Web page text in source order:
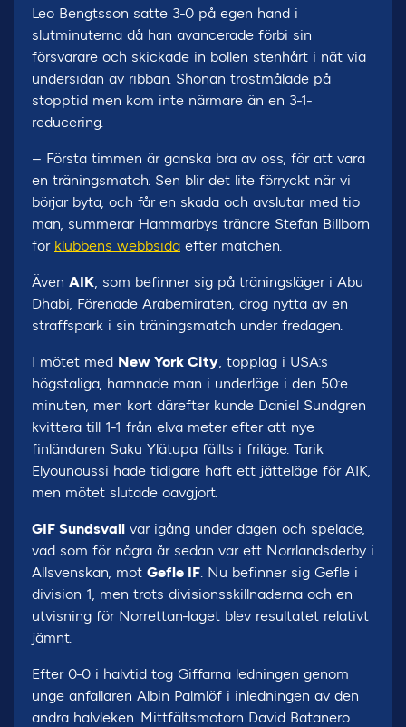
Leo Bengtsson satte 3-0 på egen hand i
slutminuterna då han avancerade förbi sin
försvarare och skickade in bollen stenhårt i nät via
undersidan av ribban. Shonan tröstmålade på
stopptid men kom inte närmare än en 3-1-
reducering.
– Första timmen är ganska bra av oss, för att vara
en träningsmatch. Sen blir det lite förryckt när vi
börjar byta, och får en skada och avslutar med tio
man, summerar Hammarbys tränare Stefan Billborn
för klubbens webbsida efter matchen.
Även AIK, som befinner sig på träningsläger i Abu
Dhabi, Förenade Arabemiraten, drog nytta av en
straffspark i sin träningsmatch under fredagen.
I mötet med New York City, topplag i USA:s
högstaliga, hamnade man i underläge i den 50:e
minuten, men kort därefter kunde Daniel Sundgren
kvittera till 1-1 från elva meter efter att nye
finländaren Saku Ylätupa fällts i friläge. Tarik
Elyounoussi hade tidigare haft ett jätteläge för AIK,
men mötet slutade oavgjort.
GIF Sundsvall var igång under dagen och spelade,
vad som för några år sedan var ett Norrlandsderby i
Allsvenskan, mot Gefle IF. Nu befinner sig Gefle i
division 1, men trots divisionsskillnaderna och en
utvisning för Norrettan-laget blev resultatet relativt
jämnt.
Efter 0-0 i halvtid tog Giffarna ledningen genom
unge anfallaren Albin Palmlöf i inledningen av den
andra halvleken. Mittfältsmotorn David Batanero